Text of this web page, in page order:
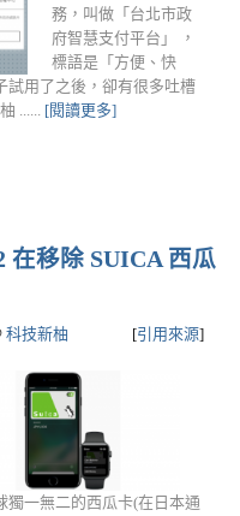
務，叫做「台北市政
府智慧支付平台」 ，
標語是「方便、快
試用了之後，卻有很多吐槽
...... [閱讀更多]
在移除 SUICA 西瓜
科技新柚 [引用來源]
獨一無二的西瓜卡(在日本通